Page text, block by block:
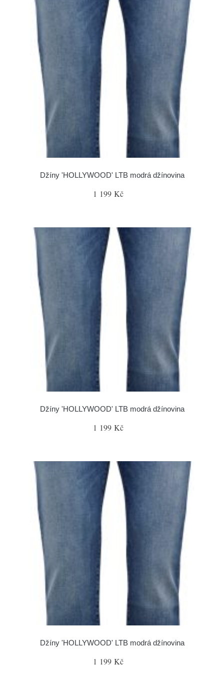
Džíny 'HOLLYWOOD' LTB modrá džínovina
1 199 Kč
Džíny 'HOLLYWOOD' LTB modrá džínovina
1 199 Kč
Džíny 'HOLLYWOOD' LTB modrá džínovina
1 199 Kč